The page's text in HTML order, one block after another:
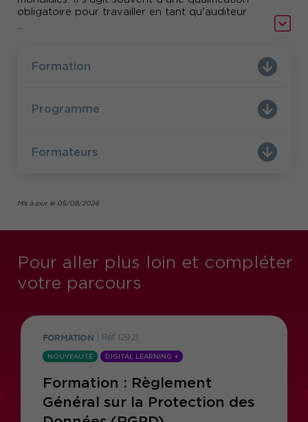
obligatoire pour travailler en tant qu'auditeur
proposer des solutions, mettre en place des
contrôles et apporter de la valeur aux
...
Formation
Programme
Formateurs
Mis à jour le 05/08/2026
Pour aller plus loin et compléter
votre parcours
FORMATION Réf. 12921
NOUVEAUTÉ DIGITAL LEARNING +
Formation : Règlement
Général sur la Protection des